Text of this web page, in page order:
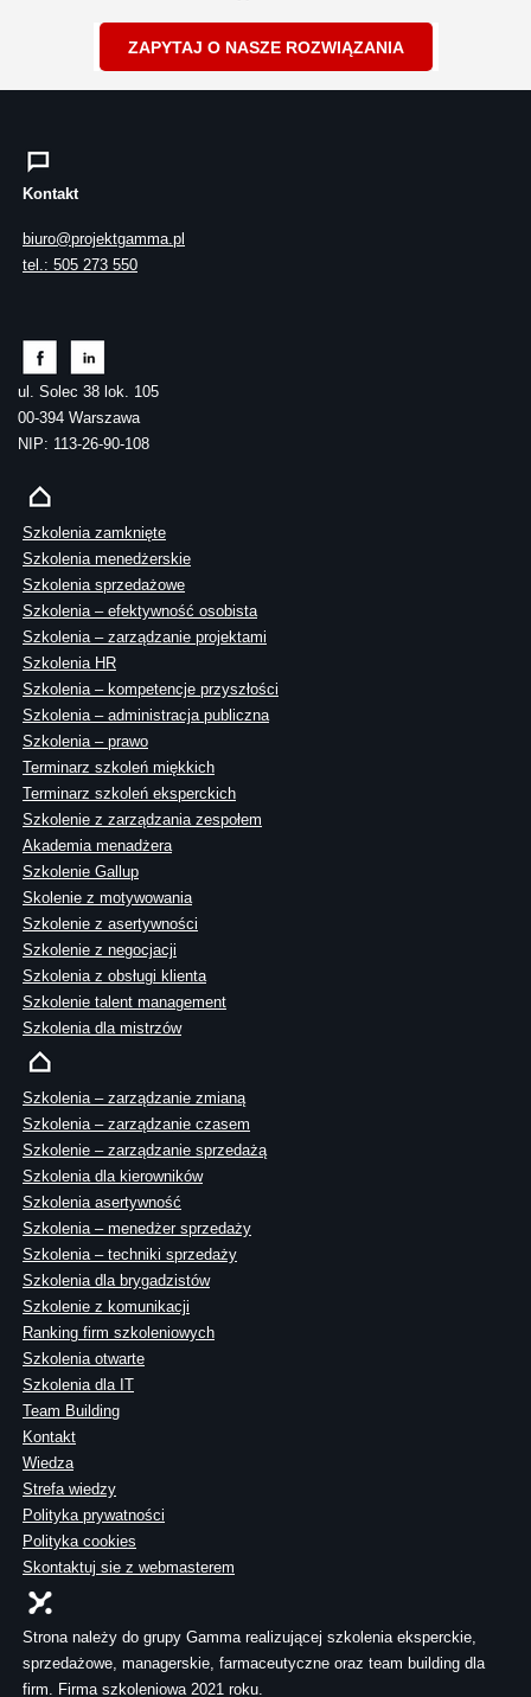
ZAPYTAJ O NASZE ROZWIĄZANIA
Kontakt
biuro@projektgamma.pl
tel.: 505 273 550
ul. Solec 38 lok. 105
00-394 Warszawa
NIP: 113-26-90-108
Szkolenia zamknięte
Szkolenia menedżerskie
Szkolenia sprzedażowe
Szkolenia – efektywność osobista
Szkolenia – zarządzanie projektami
Szkolenia HR
Szkolenia – kompetencje przyszłości
Szkolenia – administracja publiczna
Szkolenia – prawo
Terminarz szkoleń miękkich
Terminarz szkoleń eksperckich
Szkolenie z zarządzania zespołem
Akademia menadżera
Szkolenie Gallup
Skolenie z motywowania
Szkolenie z asertywności
Szkolenie z negocjacji
Szkolenia z obsługi klienta
Szkolenie talent management
Szkolenia dla mistrzów
Szkolenia – zarządzanie zmianą
Szkolenia – zarządzanie czasem
Szkolenie – zarządzanie sprzedażą
Szkolenia dla kierowników
Szkolenia asertywność
Szkolenia – menedżer sprzedaży
Szkolenia – techniki sprzedaży
Szkolenia dla brygadzistów
Szkolenie z komunikacji
Ranking firm szkoleniowych
Szkolenia otwarte
Szkolenia dla IT
Team Building
Kontakt
Wiedza
Strefa wiedzy
Polityka prywatności
Polityka cookies
Skontaktuj sie z webmasterem
Strona należy do grupy Gamma realizującej szkolenia eksperckie,
sprzedażowe, managerskie, farmaceutyczne oraz team building dla
firm. Firma szkoleniowa 2021 roku.